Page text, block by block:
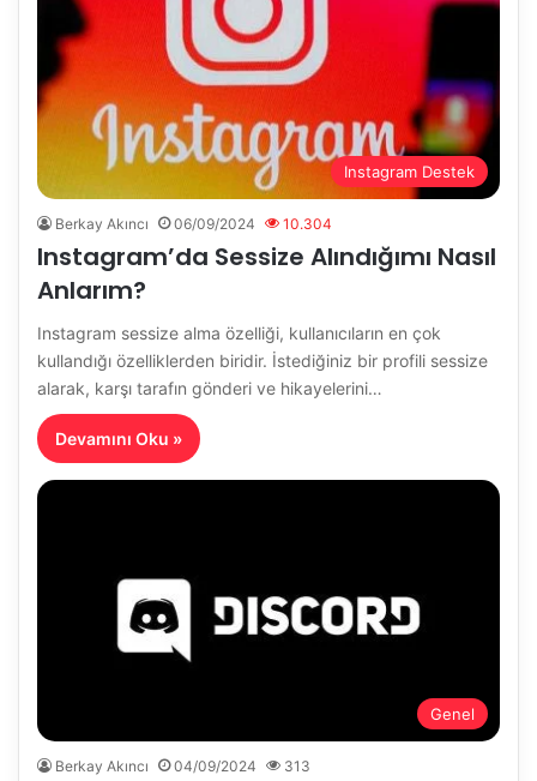
Instagram Destek
Berkay Akıncı 06/09/2024 10.304
Instagram’da Sessize Alındığımı Nasıl
Anlarım?
Instagram sessize alma özelliği, kullanıcıların en çok
kullandığı özelliklerden biridir. İstediğiniz bir profili sessize
alarak, karşı tarafın gönderi ve hikayelerini…
Devamını Oku »
Genel
Berkay Akıncı 04/09/2024 313